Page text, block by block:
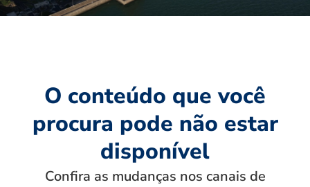
O conteúdo que você
procura pode não estar
disponível
Confira as mudanças nos canais de